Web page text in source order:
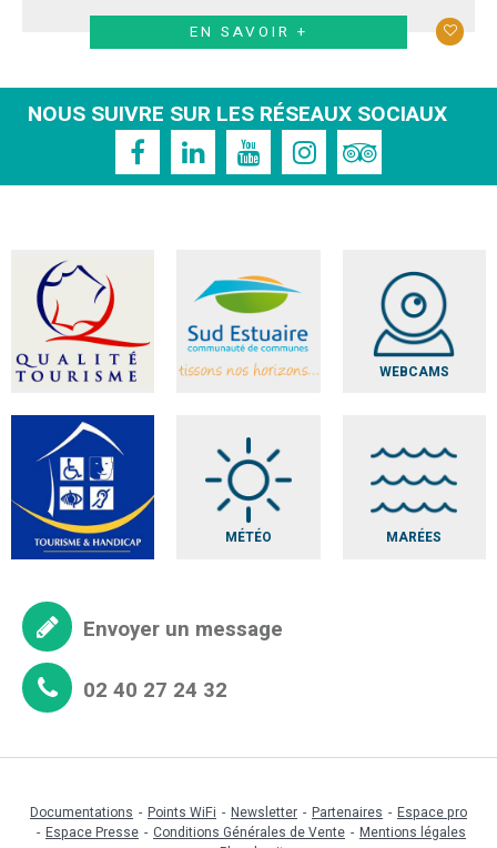
EN SAVOIR +
NOUS SUIVRE SUR LES RÉSEAUX SOCIAUX
WEBCAMS
MÉTÉO MARÉES
Envoyer un message
02 40 27 24 32
Documentations Points WiFi Newsletter Partenaires
Espace pro
Espace Presse
Conditions Générales de Vente
Mentions légales